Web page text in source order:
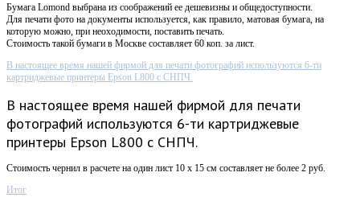
Бумага Lomond выбрана из соображений ее дешевизны и общедоступности.
Для печати фото на документы используется, как правило, матовая бумага, на
которую можно, при неоходимости, поставить печать.
Стоимость такой бумаги в Москве составляет 60 коп. за лист.
В настоящее время нашей фирмой для печати фотографий используются 6-ти
картриджевые принтеры Epson L800 с СНПЧ.
В настоящее время нашей фирмой для печати
фотографий используются 6-ти картриджевые
принтеры Epson L800 с СНПЧ.
Стоимость чернил в расчете на один лист 10 х 15 см составляет не более 2 руб.
Итог